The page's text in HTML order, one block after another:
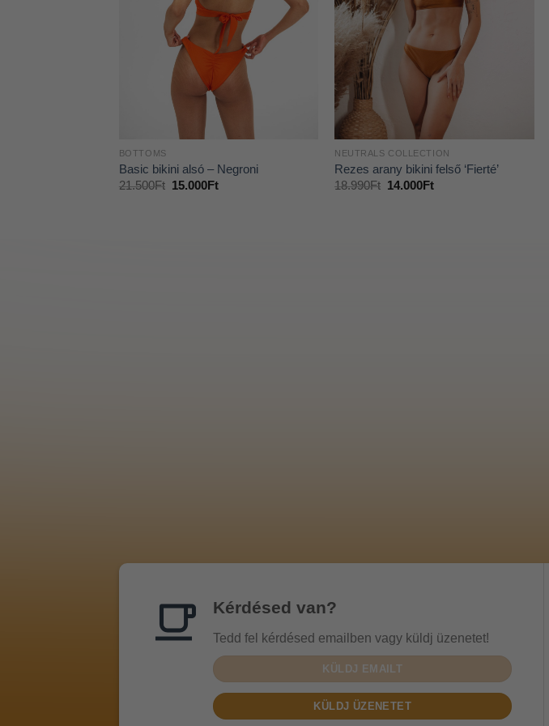
BOTTOMS
Basic bikini alsó – Negroni
21.500Ft 15.000Ft
NEUTRALS COLLECTION
Rezes arany bikini felső ‘Fierté’
18.990Ft 14.000Ft
Kérdésed van?
Tedd fel kérdésed emailben vagy küldj üzenetet!
KÜLDJ EMAILT
KÜLDJ ÜZENETET